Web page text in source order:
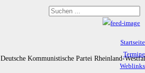
Deutsche Kommunistische Partei Rheinland-
Startseite
Termine
Weblinks